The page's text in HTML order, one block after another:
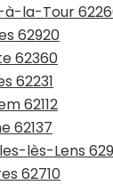
à-la-Tour
62920
62360
62231
62112
62137
lès-Lens
62710